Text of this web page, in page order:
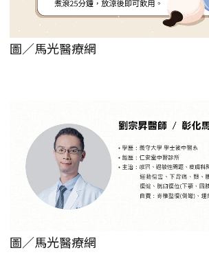
圖／馬光醫療網
圖／馬光醫療網